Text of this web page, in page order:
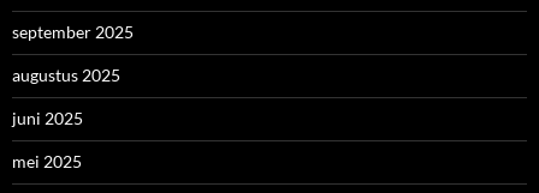
september 2025
augustus 2025
juni 2025
mei 2025